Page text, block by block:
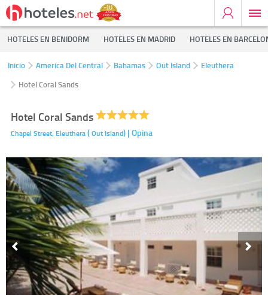
HOTELES EN BENIDORM HOTELES EN MADRID HOTELES EN
Inicio America Del Central Bahamas Out Island
Eleuthera
Hotel Coral Sands
Hotel Coral Sands
Chapel Street, Eleuthera(Out Island) | Opina